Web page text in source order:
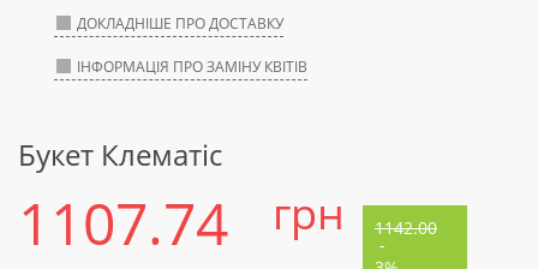
ДОКЛАДНІШЕ ПРО ДОСТАВКУ
ІНФОРМАЦІЯ ПРО ЗАМІНУ КВІТІВ
Букет Клематіс
1107.74 грн 1142.00
-